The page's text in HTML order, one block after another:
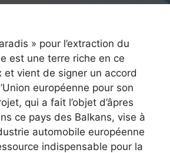
» pour l’extraction du
est une terre riche en ce
et vient de signer un accord
européenne pour son
qui a fait l’objet d’âpres
ce pays des Balkans, vise à
automobile européenne
indispensable pour la